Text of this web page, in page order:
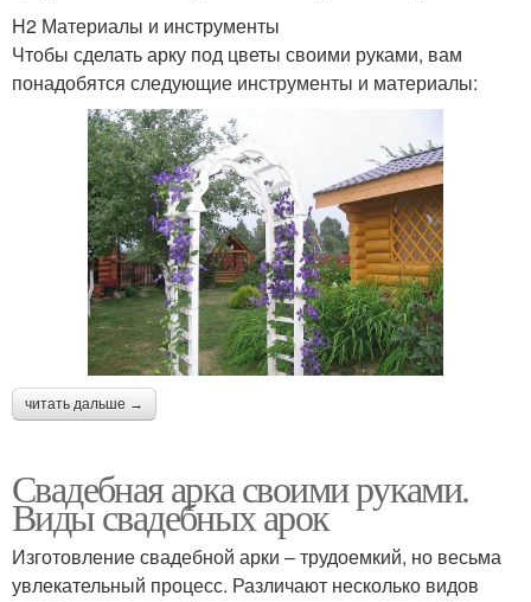
H2 Материалы и инструменты
Чтобы сделать арку под цветы своими руками, вам
понадобятся следующие инструменты и материалы:
читать дальше →
Свадебная арка своими руками.
Виды свадебных арок
Изготовление свадебной арки – трудоемкий, но весьма
увлекательный процесс. Различают несколько видов